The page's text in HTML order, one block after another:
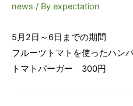
news / By expectation
5月2日～6日までの期間
フルーツトマトを使ったハン
トマトバーガー 300円